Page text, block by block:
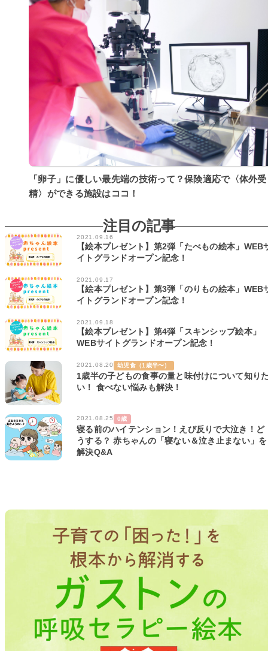
「卵子」に優しい最先端の技術って？保険適応で〈体外受
精〉ができる施設はココ！
注目の記事
2021.09.16
【絵本プレゼント】第2弾「たべもの絵本」WEB
イトグランドオープン記念！
2021.09.17
【絵本プレゼント】第3弾「のりもの絵本」WEB
イトグランドオープン記念！
2021.09.18
【絵本プレゼント】第4弾「スキンシップ絵本」
WEBサイトグランドオープン記念！
2021.08.20 幼児食（1歳半〜）
1歳半の子どもの食事の量と味付けについて知り
い！ 食べない悩みも解決！
2021.08.25 0歳
寝る前のハイテンション！えび反りで大泣き！ど
うする？ 赤ちゃんの「寝ない＆泣き止まない」を
解決Q&A